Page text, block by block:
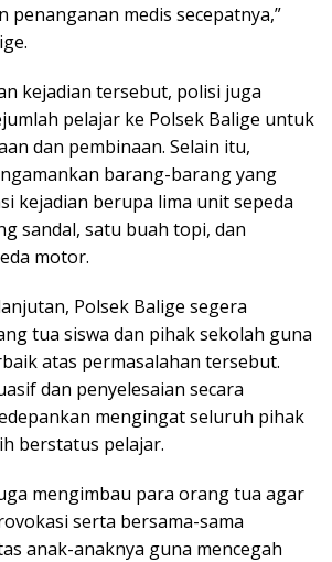
penanganan medis secepatnya,”
kejadian tersebut, polisi juga
pelajar ke Polsek Balige untuk
dan pembinaan. Selain itu,
barang-barang yang
kejadian berupa lima unit sepeda
sandal, satu buah topi, dan
motor.
Polsek Balige segera
tua siswa dan pihak sekolah guna
atas permasalahan tersebut.
dan penyelesaian secara
mengingat seluruh pihak
berstatus pelajar.
mengimbau para orang tua agar
serta bersama-sama
anak-anaknya guna mencegah